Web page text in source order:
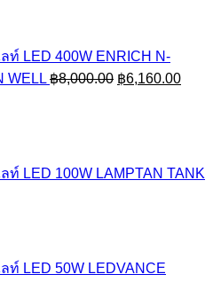
ท์ LED 400W ENRICH N-
WELL ฿8,000.00 Original
price
฿6,160.00
price
ท์ LED 100W LAMPTAN TANK
ท์ LED 50W LEDVANCE